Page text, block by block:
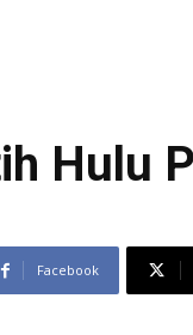
Hulu
Facebook